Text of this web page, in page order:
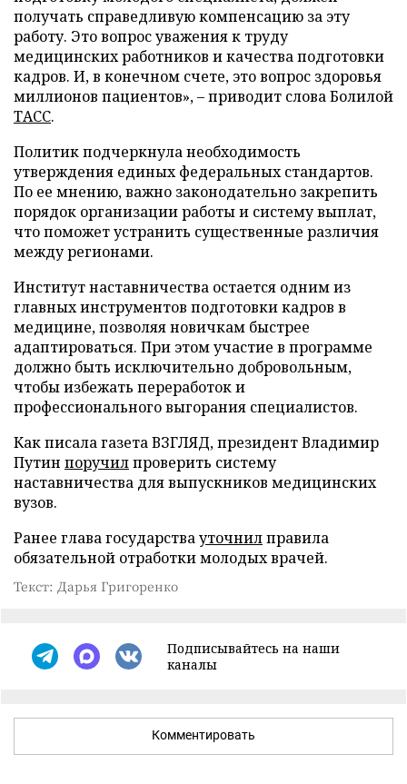
получать справедливую компенсацию за эту
работу. Это вопрос уважения к труду
медицинских работников и качества подготовки
кадров. И, в конечном счете, это вопрос здоровья
миллионов пациентов», – приводит слова Болилой
ТАСС.
Политик подчеркнула необходимость
утверждения единых федеральных стандартов.
По ее мнению, важно законодательно закрепить
порядок организации работы и систему выплат,
что поможет устранить существенные различия
между регионами.
Институт наставничества остается одним из
главных инструментов подготовки кадров в
медицине, позволяя новичкам быстрее
адаптироваться. При этом участие в программе
должно быть исключительно добровольным,
чтобы избежать переработок и
профессионального выгорания специалистов.
Как писала газета ВЗГЛЯД, президент Владимир
Путин поручилпроверить систему
наставничества для выпускников медицинских
вузов.
Ранее глава государствауточнилправила
обязательной отработки молодых врачей.
Текст: Дарья Григоренко
Подписывайтесь на наши
каналы
Комментировать